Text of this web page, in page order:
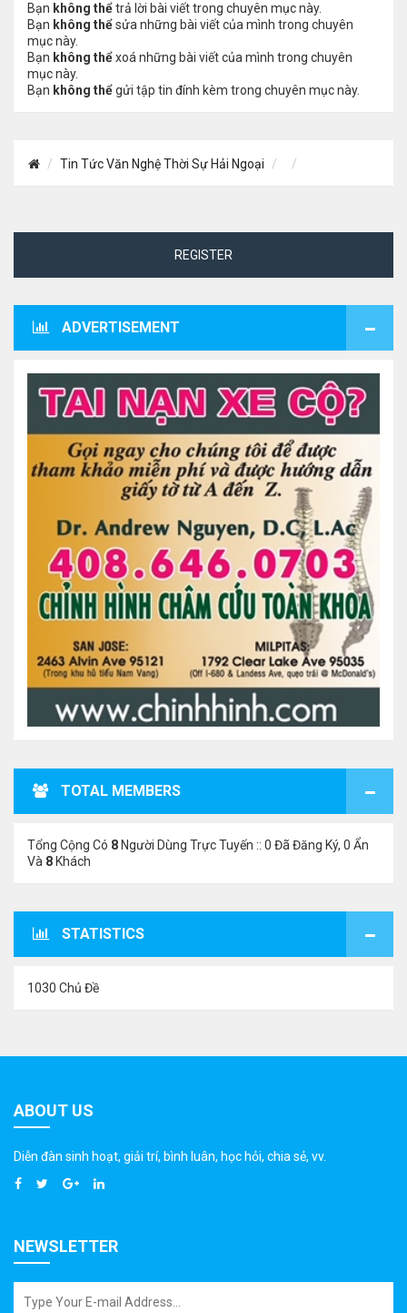
Bạn không thểtrả lời bài viết trong chuyên mục này.
Bạn không thểsửa những bài viết của mình trong chuyên
mục này.
Bạn không thểxoá những bài viết của mình trong chuyên
mục này.
Bạn không thểgửi tập tin đính kèm trong chuyên mục này.
Tin Tức Văn Nghệ Thời Sự Hải Ngoại
REGISTER
ADVERTISEMENT
TOTAL MEMBERS
Tổng Cộng Có 8 Người Dùng Trực Tuyến :: 0 Đã Đăng Ký, 0 Ẩn
Và 8 Khách
STATISTICS
1030 Chủ Đề
ABOUT US
Diễn đàn sinh hoạt, giải trí, bình luân, học hỏi, chia sẻ, vv.
NEWSLETTER